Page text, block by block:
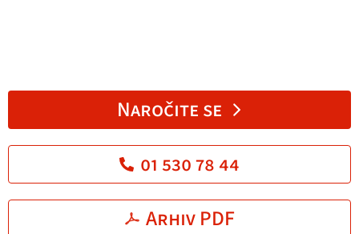
Naročite se
01 530 78 44
Arhiv PDF